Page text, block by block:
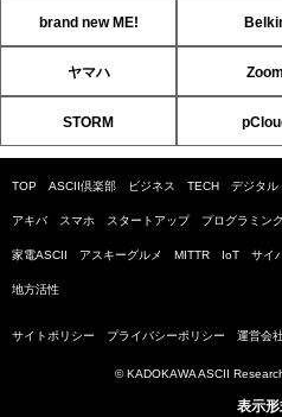
brand new ME!
ヤマハ Zoom
STORM
TOP ASCII倶楽部 ビジネス TECH デジタル
アキバ スマホ スタートアップ プログラミン
家電ASCII アスキーグルメ MITTR IoT サイ
地方活性
サイトポリシー プライバシーポリシー 運営会
© KADOKAWA ASCII
表示